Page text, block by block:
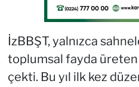
İzBBŞT, yalnızca
toplumsal fayda
çekti. Bu yıl ilk kez